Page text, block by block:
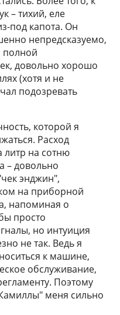
– тихий, еле
под капота. Он
непредсказуемо,
полной
довольно хорошо
(хотя и не
подозревать
которой я
Расход
на сотню
– довольно
энджин",
на приборной
напоминая о
просто
но интуиция
не так. Ведь я
к машине,
обслуживание,
Поэтому
меня сильно